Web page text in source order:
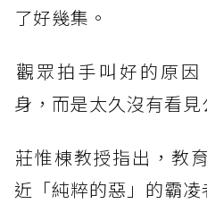
了好幾集。
觀眾拍手叫好的原
身，而是太久沒有看見
莊惟棟教授指出，教
近「純粹的惡」的霸凌